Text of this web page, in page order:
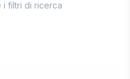
i filtri di ricerca